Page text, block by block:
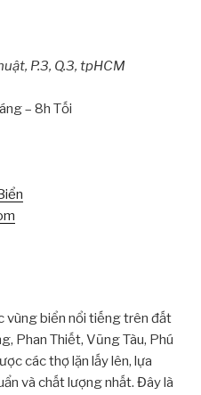
P.3, Q.3, tpHCM
– 8h Tối
vùng biển nổi tiếng trên đất
Phan Thiết, Vũng Tàu, Phú
các thợ lặn lấy lên, lựa
và chất lượng nhất. Đây là